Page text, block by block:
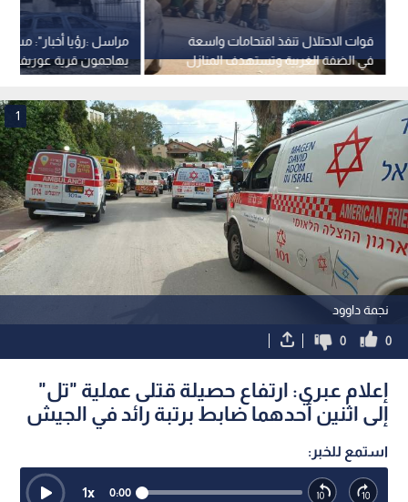
مراسل :رؤيا أخبار":
يهاجمون قرية عوريف
والمقررة الأممية تطالب
لحماية الفلسطينيين
قوات الاحتلال تنفذ اقتحامات واسعة
في الضفة الغربية وتستهدف المنازل
في قريوت وبيت فوريك
نجمة داوود
1
0
0
إعلام عبري: ارتفاع حصيلة قتلى عملية "تل"
إلى اثنين أحدهما ضابط برتبة رائد في الجيش
استمع للخبر:
0:00
1x